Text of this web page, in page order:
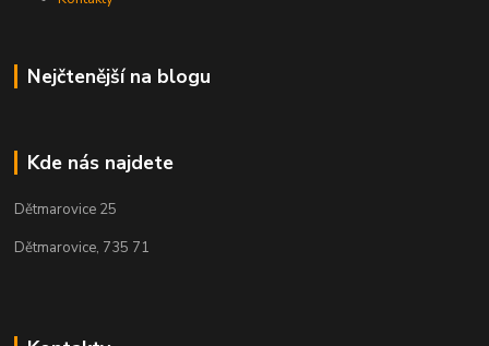
Nejčtenější na blogu
Kde nás najdete
Dětmarovice 25
Dětmarovice, 735 71